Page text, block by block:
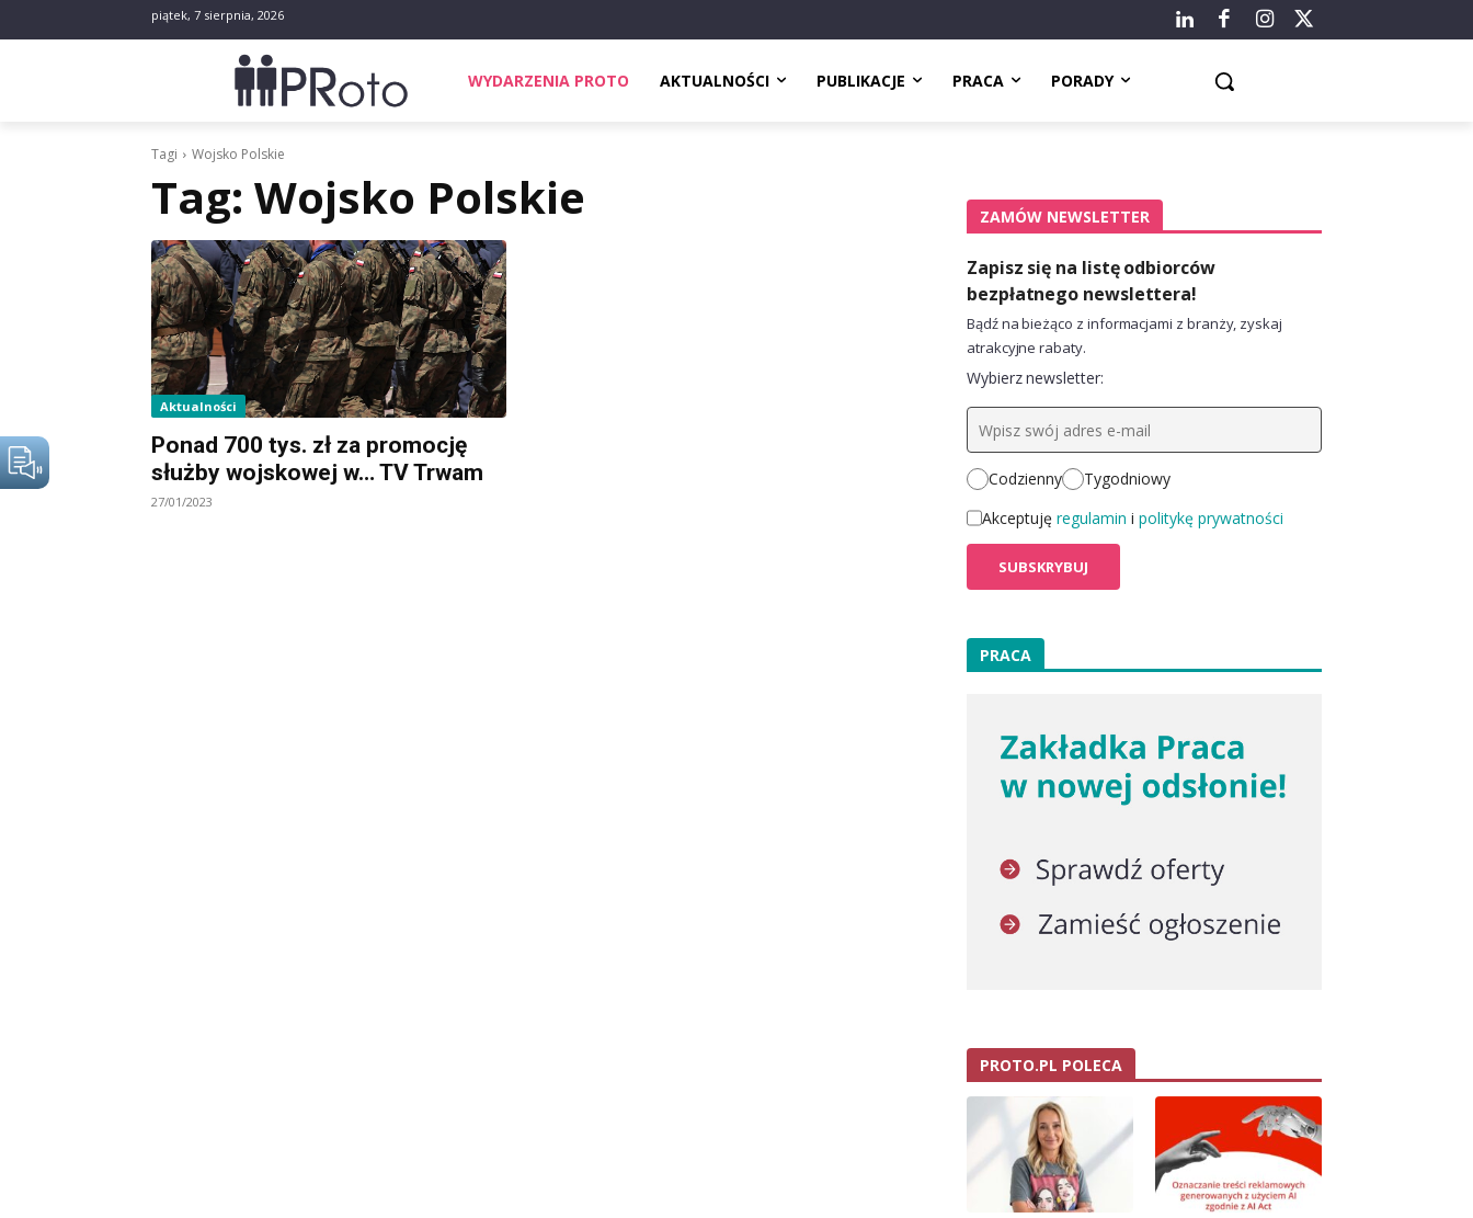
piątek, 7 sierpnia, 2026
WYDARZENIA PROTO AKTUALNOŚCI PUBLIKACJE PRACA PORADY
Tagi Wojsko Polskie
Tag: Wojsko Polskie
Aktualności
Ponad 700 tys. zł za promocję
służby wojskowej w… TV Trwam
27/01/2023
ZAMÓW NEWSLETTER
Zapisz się na listę odbiorców
bezpłatnego newslettera!
Bądź na bieżąco z informacjami z branży, zyskaj
atrakcyjne rabaty.
Wybierz newsletter:
Codzienny
Tygodniowy
Akceptuję regulamin i politykę prywatności
PRACA
PROTO.PL POLECA